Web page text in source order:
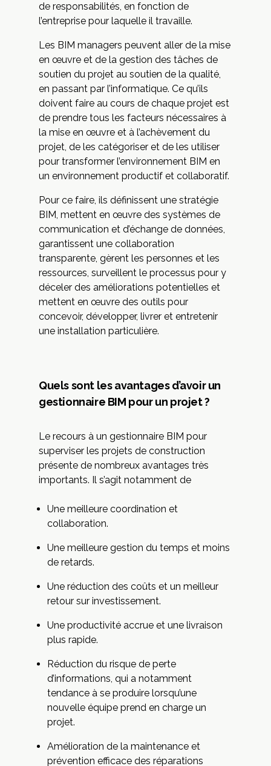
de responsabilités, en fonction de
l’entreprise pour laquelle il travaille.
Les BIM managers peuvent aller de la mise
en œuvre et de la gestion des tâches de
soutien du projet au soutien de la qualité,
en passant par l’informatique. Ce qu’ils
doivent faire au cours de chaque projet est
de prendre tous les facteurs nécessaires à
la mise en œuvre et à l’achèvement du
projet, de les catégoriser et de les utiliser
pour transformer l’environnement BIM en
un environnement productif et collaboratif.
Pour ce faire, ils définissent une stratégie
BIM, mettent en œuvre des systèmes de
communication et d’échange de données,
garantissent une collaboration
transparente, gèrent les personnes et les
ressources, surveillent le processus pour y
déceler des améliorations potentielles et
mettent en œuvre des outils pour
concevoir, développer, livrer et entretenir
une installation particulière.
Quels sont les avantages d’avoir un
gestionnaire BIM pour un projet ?
Le recours à un gestionnaire BIM pour
superviser les projets de construction
présente de nombreux avantages très
importants. Il s’agit notamment de
Une meilleure coordination et
collaboration.
Une meilleure gestion du temps et moins
de retards.
Une réduction des coûts et un meilleur
retour sur investissement.
Une productivité accrue et une livraison
plus rapide.
Réduction du risque de perte
d’informations, qui a notamment
tendance à se produire lorsqu’une
nouvelle équipe prend en charge un
projet.
Amélioration de la maintenance et
prévention efficace des réparations